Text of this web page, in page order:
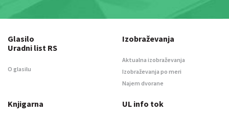
Glasilo
Uradni list RS
O glasilu
Izobraževanja
Aktualna izobraževanja
Izobraževanja po meri
Najem dvorane
Knjigarna UL info tok